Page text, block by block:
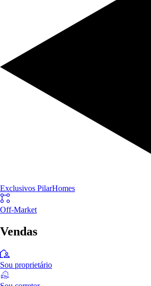
Exclusivos PilarHomes
Off-Market
Vendas
Sou proprietário